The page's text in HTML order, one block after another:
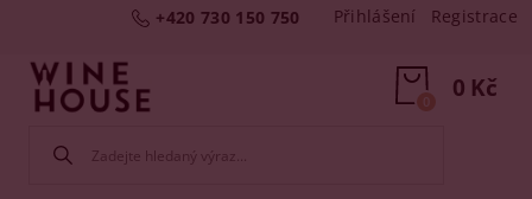
+420 730 150 750 Přihlášení Registrace
0 Kč
0